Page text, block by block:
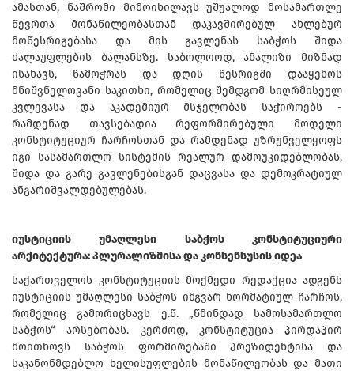
ამასთან, ნაშრომი მიმოიხილავს უშუალოდ მოსამართლე
წევრთა მონაწილეობასთან დაკავშირებულ ახლებურ
მოწესრიგებასა და მის გავლენას საბჭოს შიდა
ძალაუფლების ბალანსზე. საბოლოოდ, ანალიზი მიზნად
ისახავს, წამოჭრას და დღის წესრიგში დააყენოს
მნიშვნელოვანი საკითხი, რომელიც შემდგომ სიღრმისეულ
კვლევასა და აკადემიურ მსჯელობას საჭიროებს -
რამდენად თავსებადია რეფორმირებული მოდელი
კონსტიტუციურ ჩარჩოსთან და რამდენად უზრუნველყოფს
იგი სასამართლო სისტემის რეალურ დამოუკიდებლობას,
შიდა და გარე გავლენებისგან დაცვასა და დემოკრატიულ
ანგარიშვალდებულებას.
იუსტიციის უმაღლესი საბჭოს კონსტიტუციური
არქიტექტურა: პლურალიზმისა და კონსენსუსის იდეა
საქართველოს კონსტიტუციის მოქმედი რედაქცია ადგენს
იუსტიციის უმაღლესი საბჭოს იმგვარ ნორმატიულ ჩარჩოს,
რომელიც გამორიცხავს ე.წ. „წმინდად სამოსამართლო
საბჭოს“ არსებობას. კერძოდ, კონსტიტუცია პირდაპირ
მოითხოვს საბჭოს ფორმირებაში პრეზიდენტისა და
საკანონმდებლო ხელისუფლების მონაწილეობას და მათი